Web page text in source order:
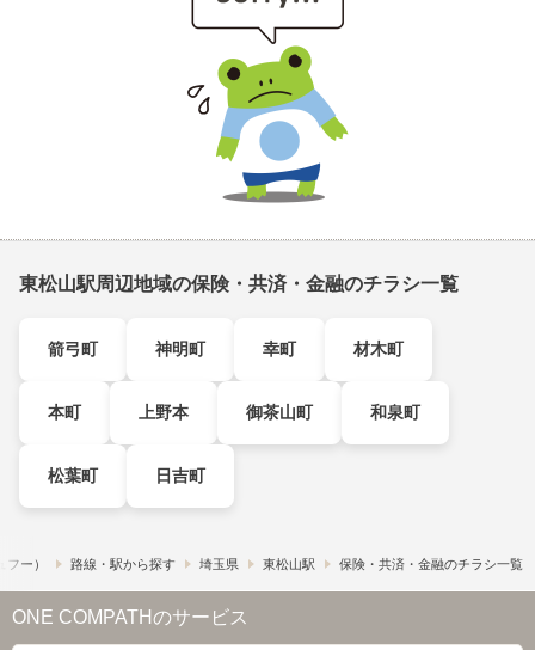
東松山駅周辺地域の保険・共済・金融のチラシ一覧
箭弓町 神明町 幸町 材木町
本町 上野本 御茶山町 和泉町
松葉町 日吉町
ー） 路線・駅から探す 埼玉県 東松山駅 保険・共済・金融のチラシ一覧
ONE COMPATHのサービス